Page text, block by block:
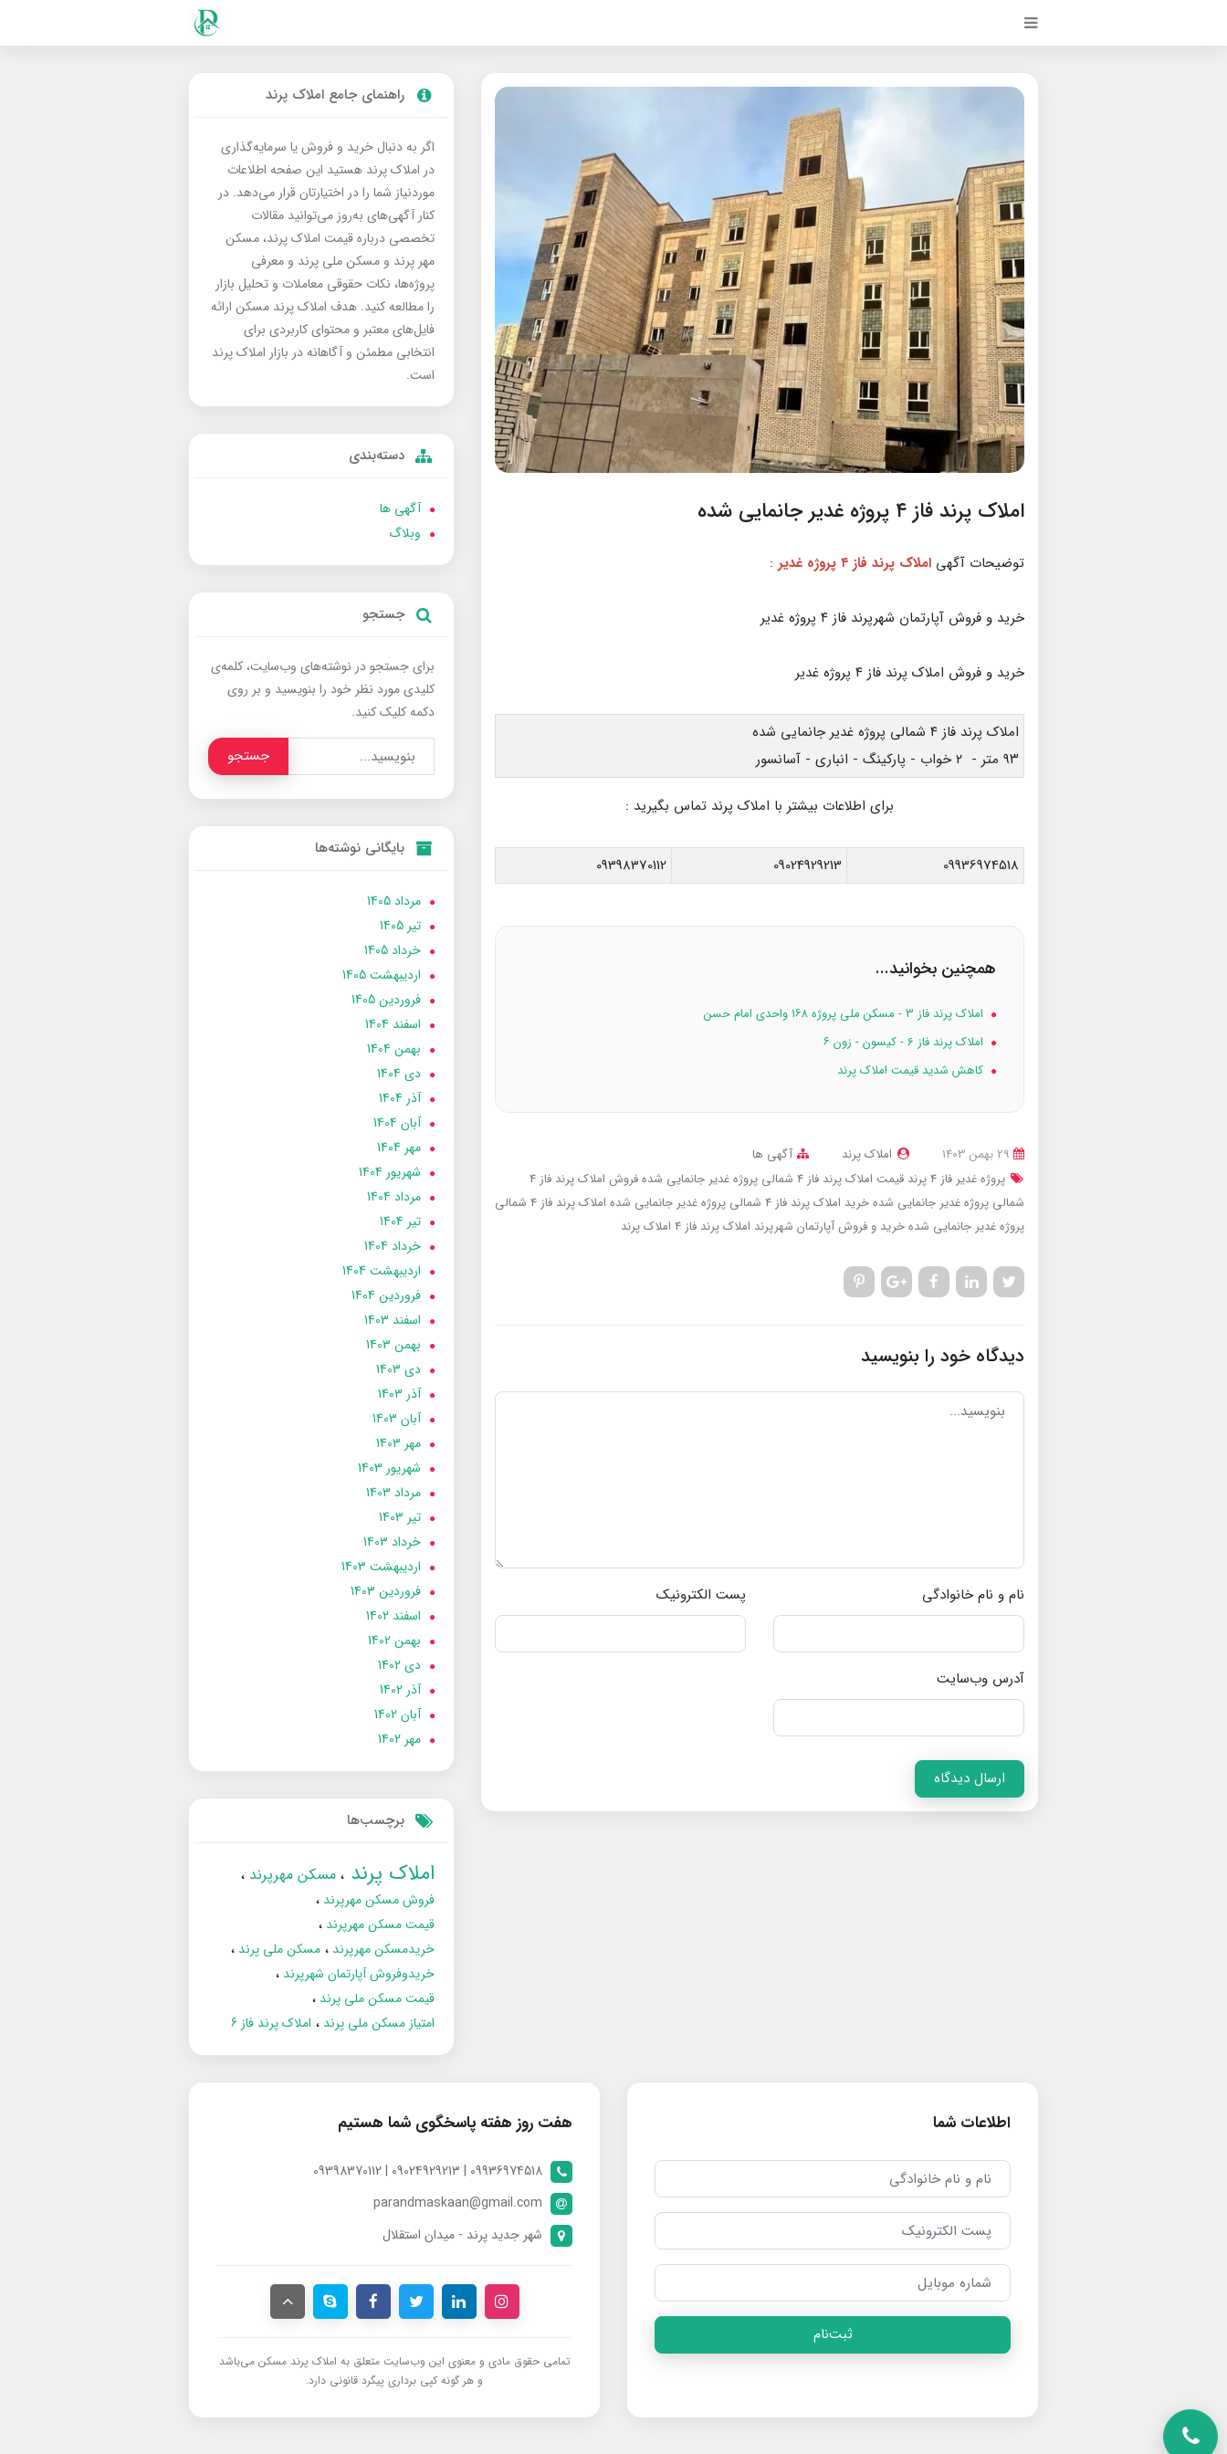
املاک پرند فاز ۴ پروژه غدیر جانمایی شده
توضیحات آگهی املاک پرند فاز ۴ پروژه غدیر :
خرید و فروش آپارتمان شهرپرند فاز ۴ پروژه غدیر
خرید و فروش املاک پرند فاز ۴ پروژه غدیر
املاک پرند فاز ۴ شمالی پروژه غدیر جانمایی شده
۹۳ متر - ۲ خواب - پارکینگ - انباری - آسانسور
برای اطلاعات بیشتر با املاک پرند تماس بگیرید :
09936974518
09024929213
09398370112
همچنین بخوانید...
املاک پرند فاز 3 - مسکن ملی پروژه ۱۶۸ واحدی امام حسن
املاک پرند فاز 6 - کیسون - زون ۶
کاهش شدید قیمت املاک پرند
املاک پرند
آگهی ها
پروژه غدیر فاز 4 پرند
قیمت املاک پرند فاز 4 شمالی پروژه غدیر جانمایی شده
فروش املاک پرند فاز 4
شمالی پروژه غدیر جانمایی شدهخرید املاک پرند فاز 4 شمالی پروژه غدیر جانمایی شده
املاک پرند فاز 4 شمالی
پروژه غدیر جانمایی شدهخرید و فروش آپارتمان شهرپرند املاک پرند فاز 4 املاک پرند
دیدگاه خود را بنویسید
نام و نام خانوادگی پست الکترونیک
آدرس وب‌سایت
ارسال دیدگاه
راهنمای جامع املاک پرند
اگر به دنبال خرید و فروش یا سرمایه‌گذاری
در املاک پرند هستید این صفحه اطلاعات
موردنیاز شما را در اختیارتان قرار می‌دهد. در
کنار آگهی‌های به‌روز می‌توانید مقالات
تخصصی درباره قیمت املاک پرند، مسکن
مهر پرند و مسکن ملی پرند و معرفی
پروژه‌ها، نکات حقوقی معاملات و تحلیل بازار
را مطالعه کنید. هدف املاک پرند مسکن ارائه
فایل‌های معتبر و محتوای کاربردی برای
انتخابی مطمئن و آگاهانه در بازار املاک پرند
است.
دسته‌بندی
آگهی ها
وبلاگ
جستجو
برای جستجو در نوشته‌های وب‌سایت، کلمه‌ی
کلیدی مورد نظر خود را بنویسید و بر روی
دکمه کلیک کنید.
جستجو
بایگانی نوشته‌ها
مرداد 1405
تير 1405
خرداد 1405
ارديبهشت 1405
فروردین 1405
اسفند 1404
بهمن 1404
دی 1404
آذر 1404
آبان 1404
مهر 1404
شهریور 1404
مرداد 1404
تير 1404
خرداد 1404
ارديبهشت 1404
فروردین 1404
اسفند 1403
بهمن 1403
دی 1403
آذر 1403
آبان 1403
مهر 1403
شهریور 1403
مرداد 1403
تير 1403
خرداد 1403
ارديبهشت 1403
فروردین 1403
اسفند 1402
بهمن 1402
دی 1402
آذر 1402
آبان 1402
مهر 1402
برچسب‌ها
املاک پرند مسکن مهرپرند
فروش مسکن مهرپرند
قیمت مسکن مهرپرند
خریدمسکن مهرپرند
مسکن ملی پرند
خریدوفروش آپارتمان شهرپرند
قیمت مسکن ملی پرند
امتیاز مسکن ملی پرند
املاک پرند فاز 6
اطلاعات شما
ثبت‌نام
هفت روز هفته پاسخگوی شما هستیم
09936974518 | 09024929213 | 09398370112
parandmaskaan@gmail.com
شهر جدید پرند - میدان استقلال
تمامی حقوق مادی و معنوی این وب‌سایت متعلق به املاک پرند مسکن می‌باشد
و هر گونه کپی برداری پیگرد قانونی دارد.